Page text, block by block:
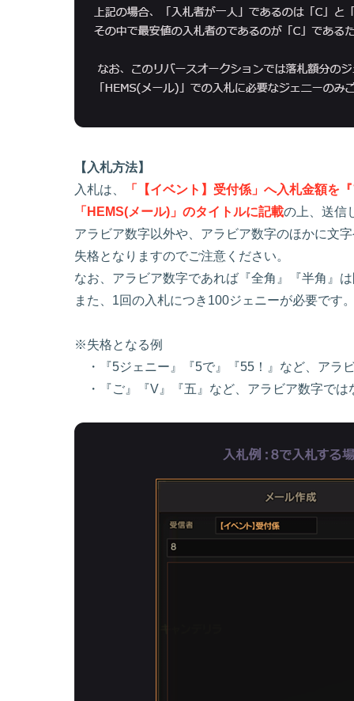
【入札方法】
入札は、
「【イベント】受付係」へ入札金額を
「HEMS(メール)」のタイトルに記載の上、送信
アラビア数字以外や、アラビア数字のほかに文
失格となりますのでご注意ください。
なお、アラビア数字であれば『全角』『半角』
また、1回の入札につき100ジェニーが必要です
※失格となる例
・『5ジェニー』『5で』『55！』など、アラ
・『ご』『V』『五』など、アラビア数字では